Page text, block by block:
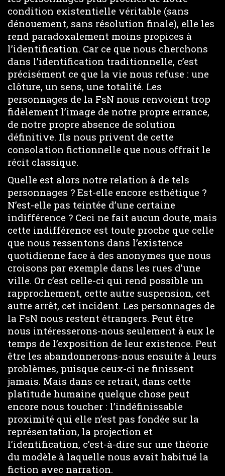
condition existentielle véritable (sans
dénouement, sans résolution finale), elle les
rend paradoxalement moins propices à
l’identification. Car ce que nous cherchons
dans l’identification traditionnelle, c’est
précisément ce que la vie nous refuse : une
clôture, un sens, une totalité. Les
personnages de la FsN nous renvoient trop
fidèlement l’image de notre propre errance,
de notre propre absence de solution
définitive. Ils nous privent de cette
consolation fictionnelle que nous offrait le
récit classique.
Quelle est alors notre relation à de tels
personnages ? Est-elle encore esthétique ?
N’est-elle pas teintée d’une certaine
indifférence ? Ceci ne fait aucun doute, mais
cette indifférence est toute proche que celle
que nous ressentons dans l’existence
quotidienne face à des anonymes que nous
croisons par exemple dans les rues d’une
ville. Or c’est celle-ci qui rend possible un
rapprochement, cette autre suspension, cet
autre arrêt, cet incident. Les personnages de
la FsN nous restent étrangers. Peut être
nous intéresserons-nous seulement à eux le
temps de l’exposition de leur existence. Peut
être les abandonnerons-nous ensuite à leurs
problèmes, puisque ceux-ci ne finissent
jamais. Mais dans ce retrait, dans cette
platitude humaine quelque chose peut
encore nous toucher : l’indéfinissable
proximité qui elle n’est pas fondée sur la
représentation, la projection et
l’identification, c’est-à-dire sur une théorie
du modèle à laquelle nous avait habitué la
fiction avec narration.